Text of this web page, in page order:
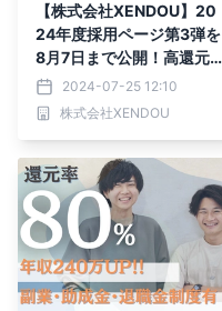
【株式会社XENDOU】20
24年度採用ページ第3弾を
8月7日まで公開！高還元S
ES企業としての実績の全
貌を開示します！
2024-07-25 12:10
株式会社XENDOU